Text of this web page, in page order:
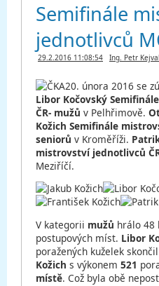
Semifinále
jednotlivců
29.2.2016 11:08:54 Ing. Petr Kejval
20. února 2016 se
Libor Kočovský
ČR- mužů v Pelhřimově.
Kožich Semifinále
seniorů v Kroměříži.
mistrovství jednotlivců
Meziříčí.
V kategorii mužů hrálo 48
postupových míst. Libor
poražených kuželek
Kožich s výkonem 521
místě. Což byla obě